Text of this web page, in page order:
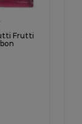
Frutti